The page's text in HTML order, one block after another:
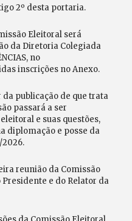
2º desta portaria.
Eleitoral será
da Diretoria Colegiada
no
inscrições no Anexo.
publicação de que trata
passará a ser
e suas questões,
diplomação e posse da
2026.
reunião da Comissão
e do Relator da